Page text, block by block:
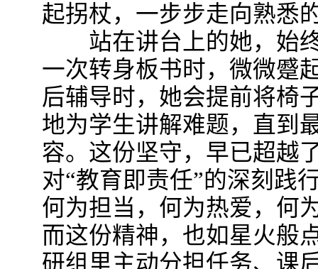
起拐杖，一步步走向熟悉
站在讲台上的她，始终
一次转身板书时，微微蹙
后辅导时，她会提前将椅
地为学生讲解难题，直到
容。这份坚守，早已超
对“教育即责任”的深刻践
何为担当，何为热爱，何
而这份精神，也如星火般
研组里主动分担任务、课